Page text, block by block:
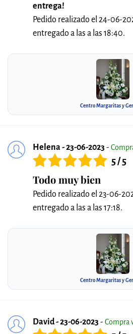
entrega!
Pedido realizado el 24-06-
entregado a las a las 18:40.
Centro Margaritas y
Helena - 23-06-2023 -
5 / 5
Todo muy bien
Pedido realizado el 23-06-
entregado a las a las 17:18.
Centro Margaritas y
David - 23-06-2023 - Compra